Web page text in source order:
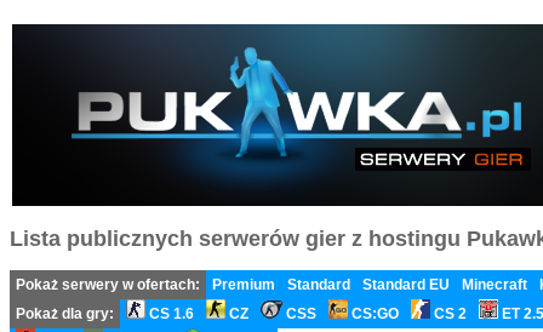
Lista publicznych serwerów gier z hostingu
Pokaż serwery w ofertach: Premium Standard Standard EU Minecraft
Pokaż dla gry:
CS 1.6 CZ CSS CS:GO CS 2
ET